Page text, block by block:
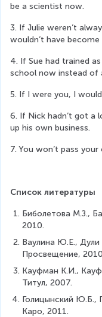
be a scientist now.
3. If Julie weren’t
wouldn’t have
4. If Sue had trained
school now instead of
5. If I were you, I
6. If Nick hadn’t got a
up his own business.
7. You won’t pass
Список литературы
Биболетова М.З.,
2010.
Ваулина Ю.Е., Дули
Просвещение,
Кауфман К.И.,
Титул, 2007.
Голицынский Ю.Б.,
Каро, 2011.